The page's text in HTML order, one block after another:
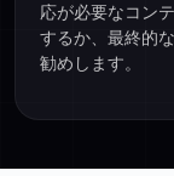
応が必要なコン
するか、最終的
勧めします。